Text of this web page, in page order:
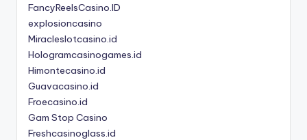
FancyReelsCasino.ID
explosioncasino
Miracleslotcasino.id
Hologramcasinogames.id
Himontecasino.id
Guavacasino.id
Froecasino.id
Gam Stop Casino
Freshcasinoglass.id